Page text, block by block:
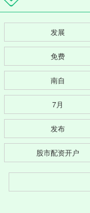
发展
免费
南自
7月
发布
股市配资开户